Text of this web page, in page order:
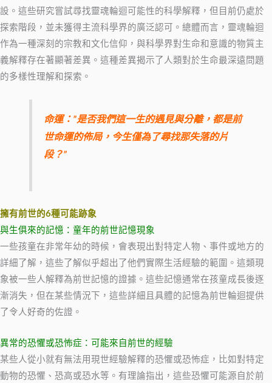
設。這些研究嘗試尋找靈魂輪迴可能性的科學解釋，但目前仍處於
探索階段，並未獲得主流科學界的廣泛認可。總體而言，靈魂輪迴
作為一種深刻的宗教和文化信仰，與科學界對生命和意識的物質主
義解釋存在著顯著差異。這種差異揭示了人類對於生命最深遠問題
的多樣性理解和探索。
命運：”是否我們這一生的遇見與分離，都是前
世命運的佈局，今生僅為了尋找那失落的片
段？”
擁有前世的6種可能跡象
與生俱來的記憶：童年的前世記憶現象
一些孩童在非常年幼的時候，會表現出對特定人物、事件或地方的
詳細了解，這些了解似乎超出了他們實際生活經驗的範圍。這類現
象被一些人解釋為前世記憶的證據。這些記憶通常在孩童成長後逐
漸消失，但在某些情況下，這些詳細且具體的記憶為前世輪迴提供
了令人好奇的佐證。
異常的恐懼或恐怖症：可能來自前世的經驗
某些人從小就有無法用現世經驗解釋的恐懼或恐怖症，比如對特定
動物的恐懼、恐高或恐水等。有理論指出，這些恐懼可能源自於前